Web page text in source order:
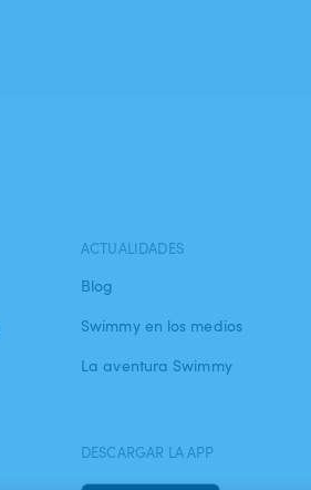
ACTUALIDADES
Blog
Swimmy en los medios
La aventura Swimmy
DESCARGAR LA APP